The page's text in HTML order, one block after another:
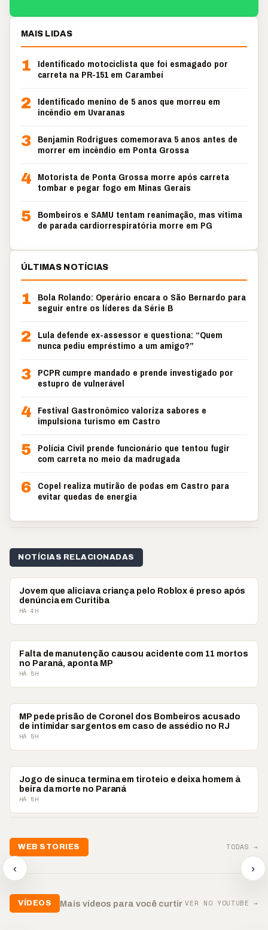
MAIS LIDAS
1
Identificado motociclista que foi esmagado por
carreta na PR-151 em Carambeí
2
Identificado menino de 5 anos que morreu em
incêndio em Uvaranas
3 Benjamin Rodrigues comemorava 5 anos antes de
morrer em incêndio em Ponta Grossa
4 Motorista de Ponta Grossa morre após carreta
tombar e pegar fogo em Minas Gerais
5 Bombeiros e SAMU tentam reanimação, mas vítima
de parada cardiorrespiratória morre em PG
ÚLTIMAS NOTÍCIAS
1
Bola Rolando: Operário encara o São Bernardo para
seguir entre os líderes da Série B
2
Lula defende ex-assessor e questiona: “Quem
nunca pediu empréstimo a um amigo?”
3 PCPR cumpre mandado e prende investigado por
estupro de vulnerável
4 Festival Gastronômico valoriza sabores e
impulsiona turismo em Castro
5 Polícia Civil prende funcionário que tentou fugir
com carreta no meio da madrugada
6 Copel realiza mutirão de podas em Castro para
evitar quedas de energia
NOTÍCIAS RELACIONADAS
POLICIAL
Jovem que aliciava criança pelo Roblox é preso após
denúncia em Curitiba
HÁ 4H
POLICIAL
Falta de manutenção causou acidente com 11 mortos
no Paraná, aponta MP
HÁ 5H
POLICIAL
MP pede prisão de Coronel dos Bombeiros acusado
de intimidar sargentos em caso de assédio no RJ
HÁ 5H
POLICIAL
Jogo de sinuca termina em tiroteio e deixa homem à
beira da morte no Paraná
HÁ 5H
WEB STORIES TODAS →
‹
🛍️ Atendimento ainda é
o diferencial nas vendas
🔥 “O
custar
›
VÍDEOS Mais vídeos para você curtir VER NO YOUTUBE →